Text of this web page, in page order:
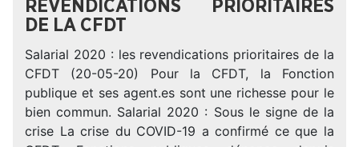
REVENDICATIONS PRIORITAIRES
DE LA CFDT
Salarial 2020 : les revendications prioritaires de la
CFDT (20-05-20) Pour la CFDT, la Fonction
publique et ses agent.es sont une richesse pour le
bien commun. Salar­ial 2020 : Sous le signe de la
crise La crise du COVID-19 a confirmé ce que la